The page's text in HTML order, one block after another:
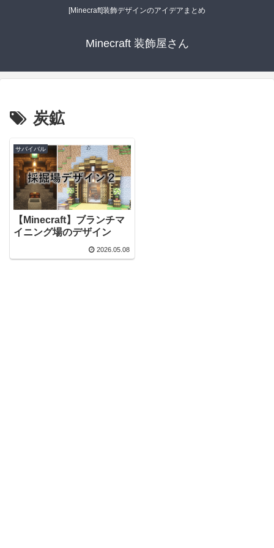
[Minecraft]装飾デザインのアイデアまとめ
Minecraft 装飾屋さん
炭鉱
サバイバル
【Minecraft】ブランチマ
イニング場のデザイン
2026.05.08